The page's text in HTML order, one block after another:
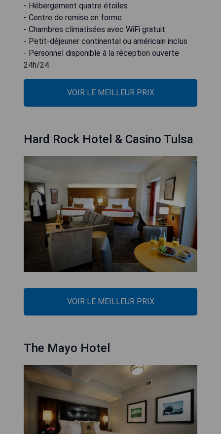
- Hébergement quatre étoiles
- Centre de remise en forme
- Chambres climatisées avec WiFi gratuit
- Petit-déjeuner continental ou américain inclus
- Personnel disponible à la réception ouverte
24h/24
VOIR LE MEILLEUR PRIX
Hard Rock Hotel & Casino Tulsa
VOIR LE MEILLEUR PRIX
The Mayo Hotel